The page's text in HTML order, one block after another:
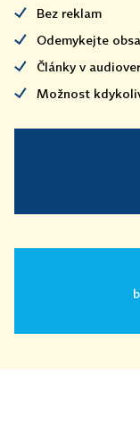
Bez reklam
Odemykejte
Články v
Možnost